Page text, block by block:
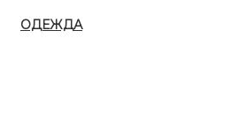
ОДЕЖДА